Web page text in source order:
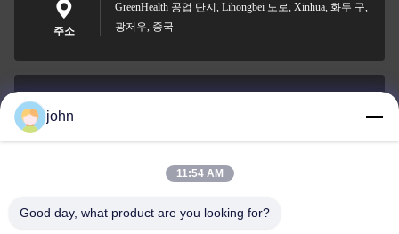
주소
GreenHealth 공업 단지, Lihongbei 도로, Xinhua, 화두 구,
광저우, 중국
0086-153-7406-6785
john
11:54 AM
Good day, what product are you looking for?